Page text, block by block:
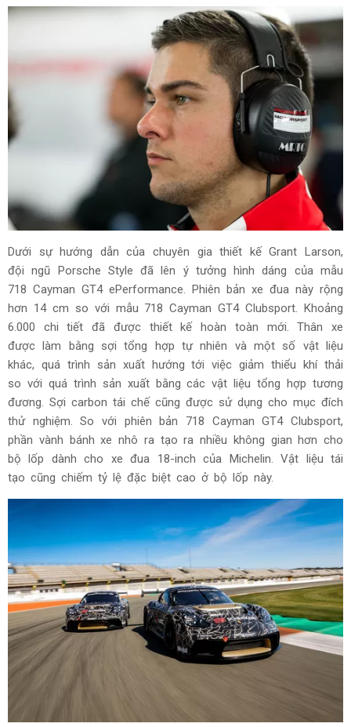
Dưới sự hướng dẫn của chuyên gia thiết kế Grant Larson,
đội ngũ Porsche Style đã lên ý tưởng hình dáng của mẫu
718 Cayman GT4 ePerformance. Phiên bản xe đua này rộng
hơn 14 cm so với mẫu 718 Cayman GT4 Clubsport. Khoảng
6.000 chi tiết đã được thiết kế hoàn toàn mới. Thân xe
được làm bằng sợi tổng hợp tự nhiên và một số vật liệu
khác, quá trình sản xuất hướng tới việc giảm thiểu khí thải
so với quá trình sản xuất bằng các vật liệu tổng hợp tương
đương. Sợi carbon tái chế cũng được sử dụng cho mục đích
thử nghiệm. So với phiên bản 718 Cayman GT4 Clubsport,
phần vành bánh xe nhô ra tạo ra nhiều không gian hơn cho
bộ lốp dành cho xe đua 18-inch của Michelin. Vật liệu tái
tạo cũng chiếm tỷ lệ đặc biệt cao ở bộ lốp này.